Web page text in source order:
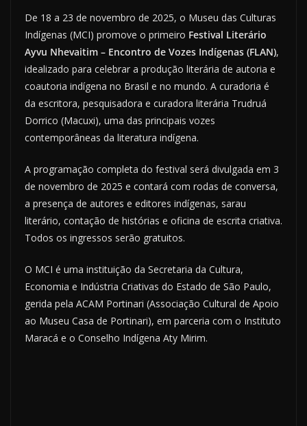
De 18 a 23 de novembro de 2025, o Museu das Culturas
Indígenas (MCI) promove o primeiro Festival Literário
Ayvu Nhevaitim – Encontro de Vozes Indígenas (FLAN),
idealizado para celebrar a produção literária de autoria e
coautoria indígena no Brasil e no mundo. A curadoria é
da escritora, pesquisadora e curadora literária Trudruá
Dorrico (Macuxi), uma das principais vozes
contemporâneas da literatura indígena.
A programação completa do festival será divulgada em 3
de novembro de 2025 e contará com rodas de conversa,
a presença de autores e editores indígenas, sarau
literário, contação de histórias e oficina de escrita criativa.
Todos os ingressos serão gratuitos.
O MCI é uma instituição da Secretaria da Cultura,
Economia e Indústria Criativas do Estado de São Paulo,
gerida pela ACAM Portinari (Associação Cultural de Apoio
ao Museu Casa de Portinari), em parceria com o Instituto
Maracá e o Conselho Indígena Aty Mirim.